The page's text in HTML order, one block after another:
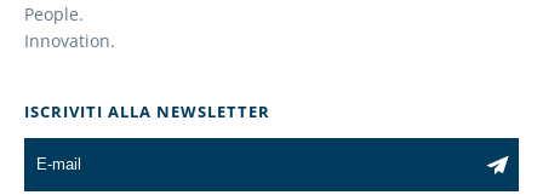
People.
Innovation.
ISCRIVITI ALLA NEWSLETTER